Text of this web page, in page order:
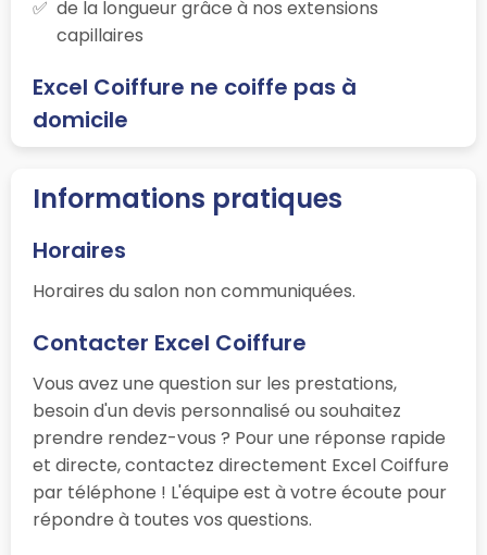
de la longueur grâce à nos extensions
capillaires
Excel Coiffure ne coiffe pas à
domicile
Informations pratiques
Horaires
Horaires du salon non communiquées.
Contacter Excel Coiffure
Vous avez une question sur les prestations,
besoin d'un devis personnalisé ou souhaitez
prendre rendez-vous ? Pour une réponse rapide
et directe, contactez directement Excel Coiffure
par téléphone ! L'équipe est à votre écoute pour
répondre à toutes vos questions.